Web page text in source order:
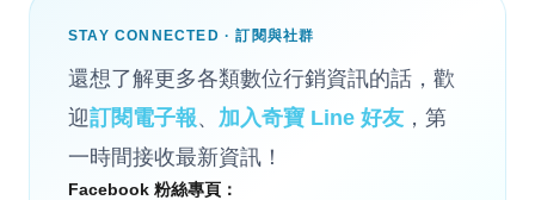
STAY CONNECTED · 訂閱與社群
還想了解更多各類數位行銷資訊的話，歡
迎訂閱電子報、 加入奇寶 Line 好友 ，第
一時間接收最新資訊！
Facebook 粉絲專頁：